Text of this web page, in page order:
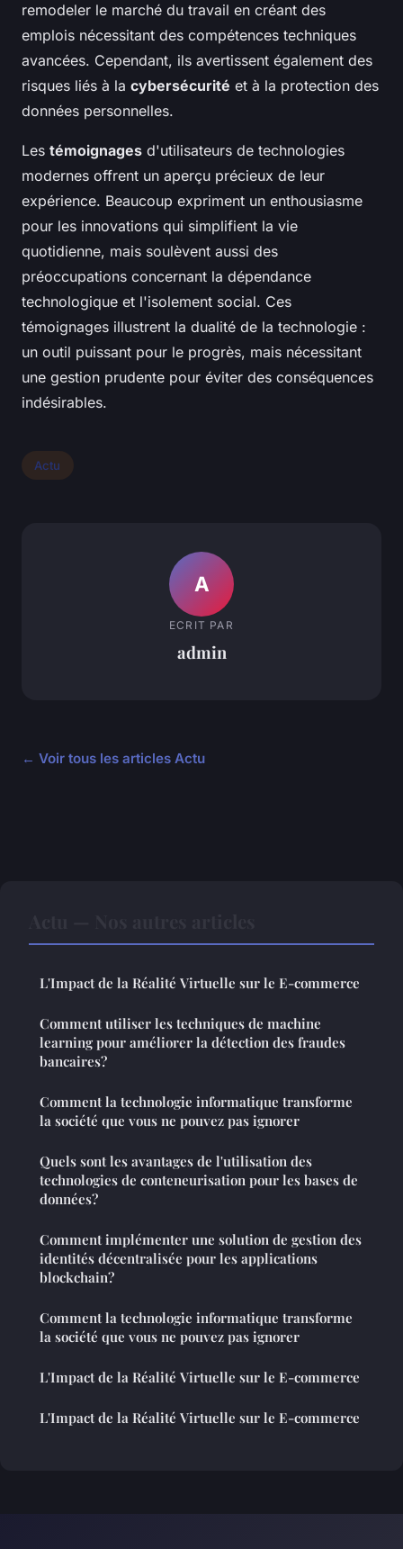
remodeler le marché du travail en créant des
emplois nécessitant des compétences techniques
avancées. Cependant, ils avertissent également des
risques liés à la cybersécurité et à la protection des
données personnelles.
Les témoignages d'utilisateurs de technologies
modernes offrent un aperçu précieux de leur
expérience. Beaucoup expriment un enthousiasme
pour les innovations qui simplifient la vie
quotidienne, mais soulèvent aussi des
préoccupations concernant la dépendance
technologique et l'isolement social. Ces
témoignages illustrent la dualité de la technologie :
un outil puissant pour le progrès, mais nécessitant
une gestion prudente pour éviter des conséquences
indésirables.
Actu
A
ECRIT PAR
admin
← Voir tous les articles Actu
L'Impact de la Réalité Virtuelle sur le E-commerce
Comment utiliser les techniques de machine
learning pour améliorer la détection des fraudes
bancaires?
Comment la technologie informatique transforme
la société que vous ne pouvez pas ignorer
Quels sont les avantages de l'utilisation des
technologies de conteneurisation pour les bases de
données?
Comment implémenter une solution de gestion des
identités décentralisée pour les applications
blockchain?
Comment la technologie informatique transforme
la société que vous ne pouvez pas ignorer
L'Impact de la Réalité Virtuelle sur le E-commerce
L'Impact de la Réalité Virtuelle sur le E-commerce